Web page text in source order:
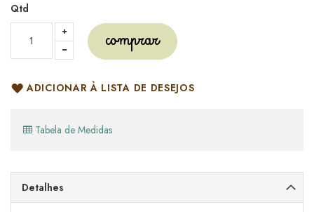
Qtd
comprar
ADICIONAR À LISTA DE DESEJOS
Tabela de Medidas
Detalhes